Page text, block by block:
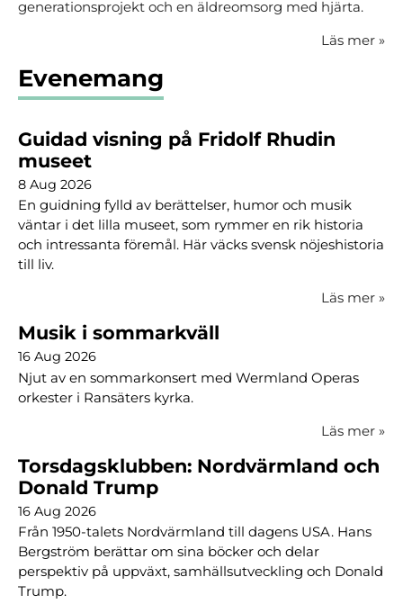
generationsprojekt och en äldreomsorg med hjärta.
Läs mer »
Evenemang
Guidad visning på Fridolf Rhudin
museet
8 Aug 2026
En guidning fylld av berättelser, humor och musik
väntar i det lilla museet, som rymmer en rik historia
och intressanta föremål. Här väcks svensk nöjeshistoria
till liv.
Läs mer »
Musik i sommarkväll
16 Aug 2026
Njut av en sommarkonsert med Wermland Operas
orkester i Ransäters kyrka.
Läs mer »
Torsdagsklubben: Nordvärmland och
Donald Trump
16 Aug 2026
Från 1950-talets Nordvärmland till dagens USA. Hans
Bergström berättar om sina böcker och delar
perspektiv på uppväxt, samhällsutveckling och Donald
Trump.